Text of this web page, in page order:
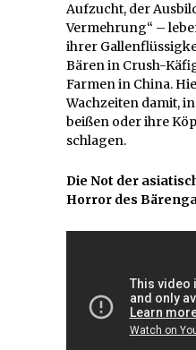
Aufzucht, der
Vermehrung“ –
ihrer
Bären in Crush-
Farmen in China.
Wachzeiten damit,
beißen oder ihre
schlagen.
Die Not der
Horror des